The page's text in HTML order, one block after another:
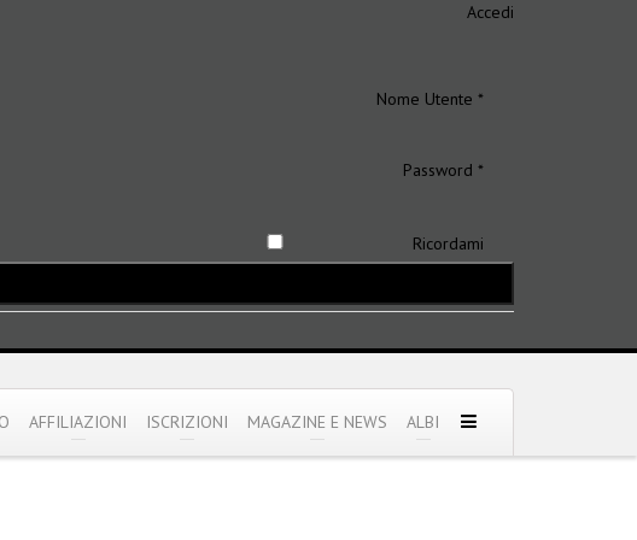
Accedi
Nome Utente *
Password *
Ricordami
AFFILIAZIONI ISCRIZIONI MAGAZINE E NEWS ALBI